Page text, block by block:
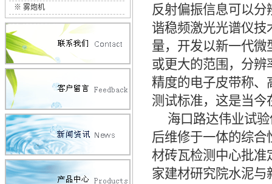
※ 雾炮机
反射偏振信息可以
谐稳频激光光谱仪
量，开发以新一代
或更大的范围，分辨
精度的电子皮带称、
测试标准，这是当
海口路达伟业试验
后维修于一体的综
材砖瓦检测中心批
家建材研究院水泥